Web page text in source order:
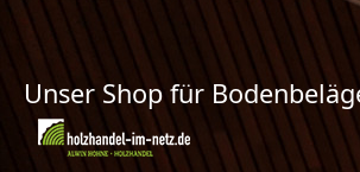
Unser Shop für